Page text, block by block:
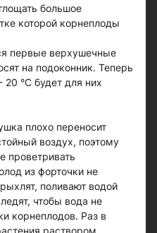
большое
которой корнеплоды
первые верхушечные
на подоконник. Теперь
°C будет для них
плохо переносит
воздух, поэтому
проветривать
из форточки не
поливают водой
чтобы вода не
корнеплодов. Раз в
раствором